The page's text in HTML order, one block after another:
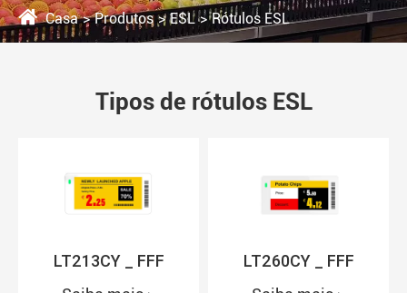
Casa Produtos ESL Rótulos ESL
Tipos de rótulos ESL
LT213CY _ FFF LT260CY _ FFF